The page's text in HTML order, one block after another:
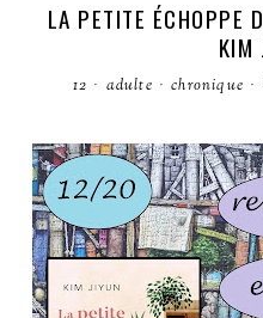
LA PETITE ÉCHOPPE
KIM
12 · adulte · chronique ·